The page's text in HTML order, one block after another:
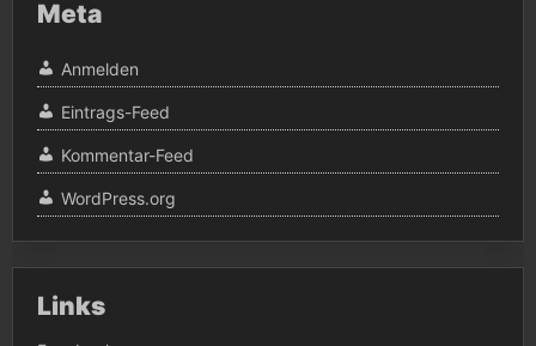
Meta
Anmelden
Eintrags-Feed
Kommentar-Feed
WordPress.org
Links